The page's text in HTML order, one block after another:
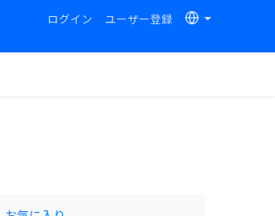
ログイン ユーザー登録